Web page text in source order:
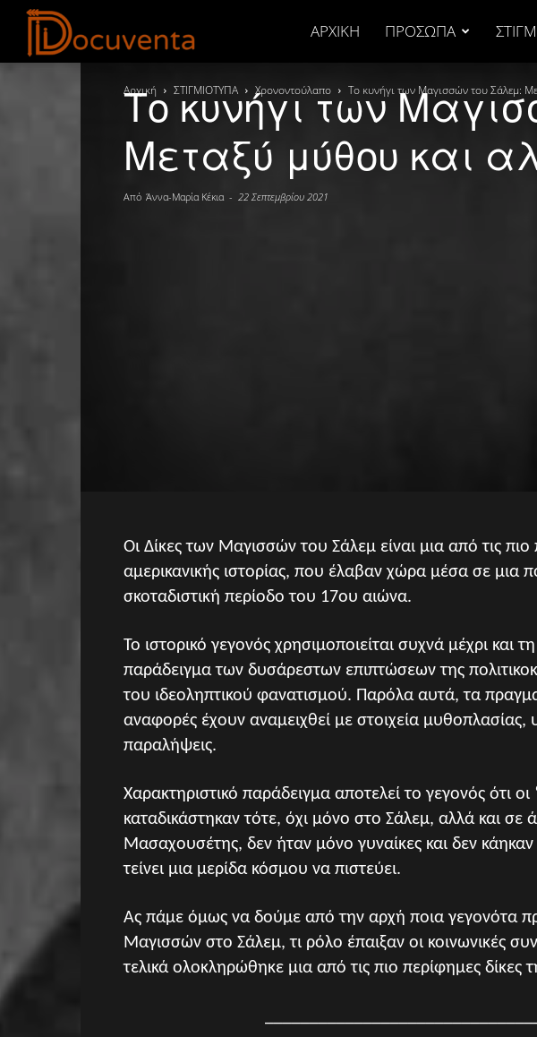
ΑΡΧΙΚΉ ΠΡΟΣΩΠΑ
Αρχική ΣΤΙΓΜΙΟΤΥΠΑ Χρονοντούλαπο Το κυνήγι των Μαγισσών του Σάλεμ:
Το κυνήγι των
Μεταξύ μύθου και
Από Άννα-Μαρία Κέκια - 22 Σεπτεμβρίου 2021
Οι Δίκες των Μαγισσών του Σάλεμ είναι μια από τις πιο
αμερικανικής ιστορίας, που έλαβαν χώρα μέσα σε μια
σκοταδιστική περίοδο του 17ου αιώνα.
Το ιστορικό γεγονός χρησιμοποιείται συχνά μέχρι και
παράδειγμα των δυσάρεστων επιπτώσεων της
του ιδεοληπτικού φανατισμού. Παρόλα αυτά, τα
αναφορές έχουν αναμειχθεί με στοιχεία μυθοπλασίας,
παραλήψεις.
Χαρακτηριστικό παράδειγμα αποτελεί το γεγονός ότι
καταδικάστηκαν τότε, όχι μόνο στο Σάλεμ, αλλά και σε
Μασαχουσέτης, δεν ήταν μόνο γυναίκες και δεν
τείνει μια μερίδα κόσμου να πιστεύει.
Ας πάμε όμως να δούμε από την αρχή ποια γεγονότα
Μαγισσών στο Σάλεμ, τι ρόλο έπαιξαν οι κοινωνικές
τελικά ολοκληρώθηκε μια από τις πιο περίφημες δίκες